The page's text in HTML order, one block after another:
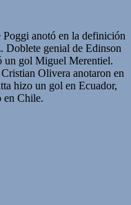
anotó en la definición
Doblete genial de Edinson
un gol Miguel Merentiel.
Olivera anotaron en
hizo un gol en Ecuador,
en Chile.